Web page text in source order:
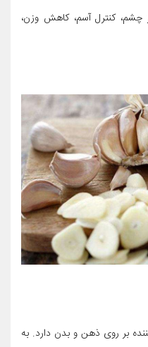
کنترل آسم، کاهش وزن،
بر روی ذهن و بدن دارد. به